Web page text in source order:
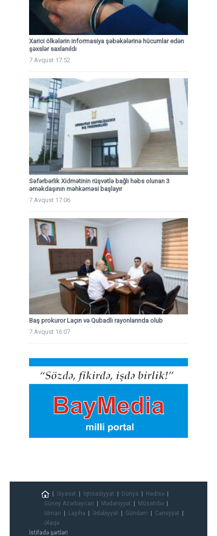
Xarici ölkələrin informasiya şəbəkələrinə hücumlar edən
şəxslər saxlanıldı
7 Avqust 17:52
Səfərbərlik Xidmətinin rüşvətlə bağlı həbs olunan 3
əməkdaşının məhkəməsi başlayır
7 Avqust 17:06
Baş prokuror Laçın və Qubadlı rayonlarında olub
7 Avqust 16:07
Siyasət İqtisadiyyat Dünya
Hadisə
Güney Azərbaycan
Mədəniyyət
Müsahibə
İdman
Layihə Ədəbiyyat Gündəm
Cəmiyyət
Əlaqə
İstifadə şərtləri